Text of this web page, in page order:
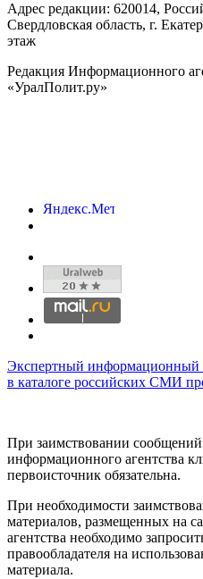
Адрес редакции: 620014,
Свердловская область, г.
этаж
Редакция Информационного
«УралПолит.ру»
Экспертный информационный
в каталоге российских СМИ
При заимствовании
информационного агентства
первоисточник обязательна.
При необходимости
материалов, размещенных на
агентства необходимо
правообладателя на
материала.